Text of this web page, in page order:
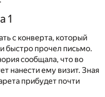
1
с конверта, который
быстро прочел письмо.
сообщала, что во
нанести ему визит. Зная
прибудет почти